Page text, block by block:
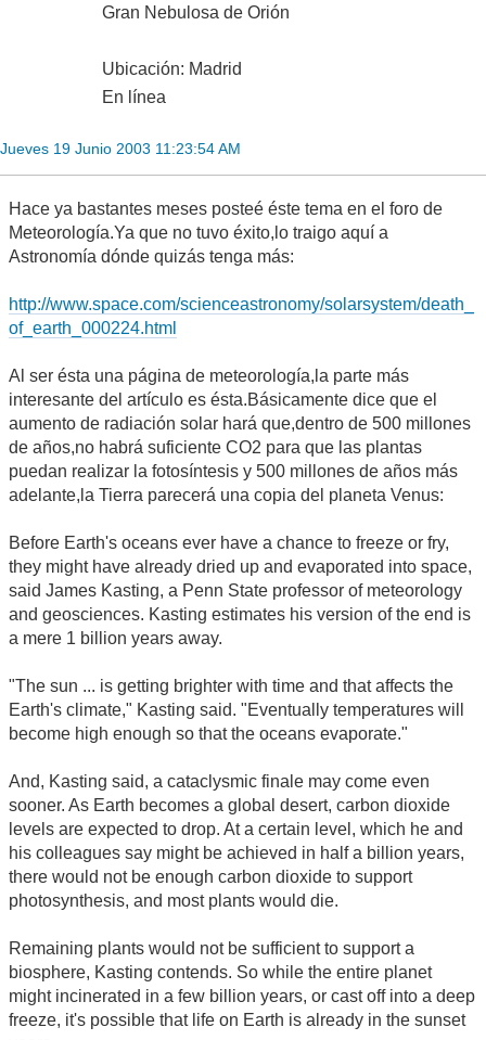
Gran Nebulosa de Orión
Ubicación: Madrid
En línea
Jueves 19 Junio 2003 11:23:54 AM
Hace ya bastantes meses posteé éste tema en el foro de
Meteorología.Ya que no tuvo éxito,lo traigo aquí a
Astronomía dónde quizás tenga más:
http://www.space.com/scienceastronomy/solarsystem/death_
of_earth_000224.html
Al ser ésta una página de meteorología,la parte más
interesante del artículo es ésta.Básicamente dice que el
aumento de radiación solar hará que,dentro de 500 millones
de años,no habrá suficiente CO2 para que las plantas
puedan realizar la fotosíntesis y 500 millones de años más
adelante,la Tierra parecerá una copia del planeta Venus:
Before Earth's oceans ever have a chance to freeze or fry,
they might have already dried up and evaporated into space,
said James Kasting, a Penn State professor of meteorology
and geosciences. Kasting estimates his version of the end is
a mere 1 billion years away.
"The sun ... is getting brighter with time and that affects the
Earth's climate," Kasting said. "Eventually temperatures will
become high enough so that the oceans evaporate."
And, Kasting said, a cataclysmic finale may come even
sooner. As Earth becomes a global desert, carbon dioxide
levels are expected to drop. At a certain level, which he and
his colleagues say might be achieved in half a billion years,
there would not be enough carbon dioxide to support
photosynthesis, and most plants would die.
Remaining plants would not be sufficient to support a
biosphere, Kasting contends. So while the entire planet
might incinerated in a few billion years, or cast off into a deep
freeze, it's possible that life on Earth is already in the sunset